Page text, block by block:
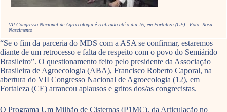
VII Congresso Nacional de Agroecologia é realizado até o dia 16, em Fortaleza (CE) | Foto: Rosa
Nascimento
“Se o fim da parceria do MDS com a ASA se confirmar, estaremos
diante de um retrocesso e falta de respeito com o povo do Semiárido
Brasileiro”. O questionamento feito pelo presidente da Associação
Brasileira de Agroecologia (ABA), Francisco Roberto Caporal, na
abertura do VII Congresso Nacional de Agroecologia (12), em
Fortaleza (CE) arrancou aplausos e gritos dos/as congrecistas.
O Programa Um Milhão de Cisternas (P1MC), da Articulação no